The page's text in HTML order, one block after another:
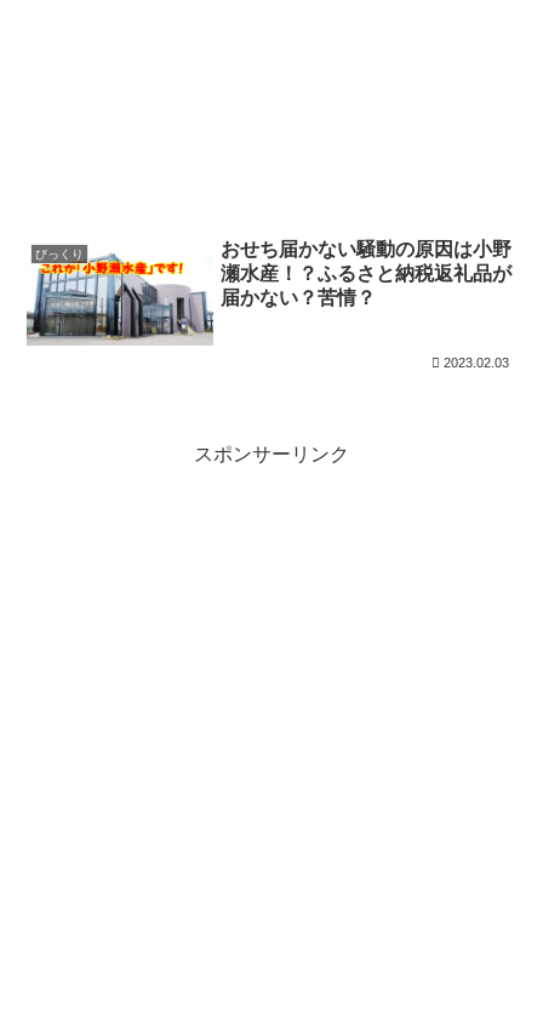
びっくり
おせち届かない騒動の原因は小野
瀬水産！？ふるさと納税返礼品が
届かない？苦情？
2023.02.03
スポンサーリンク